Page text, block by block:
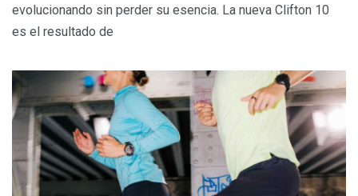
evolucionando sin perder su esencia. La nueva Clifton 10
es el resultado de